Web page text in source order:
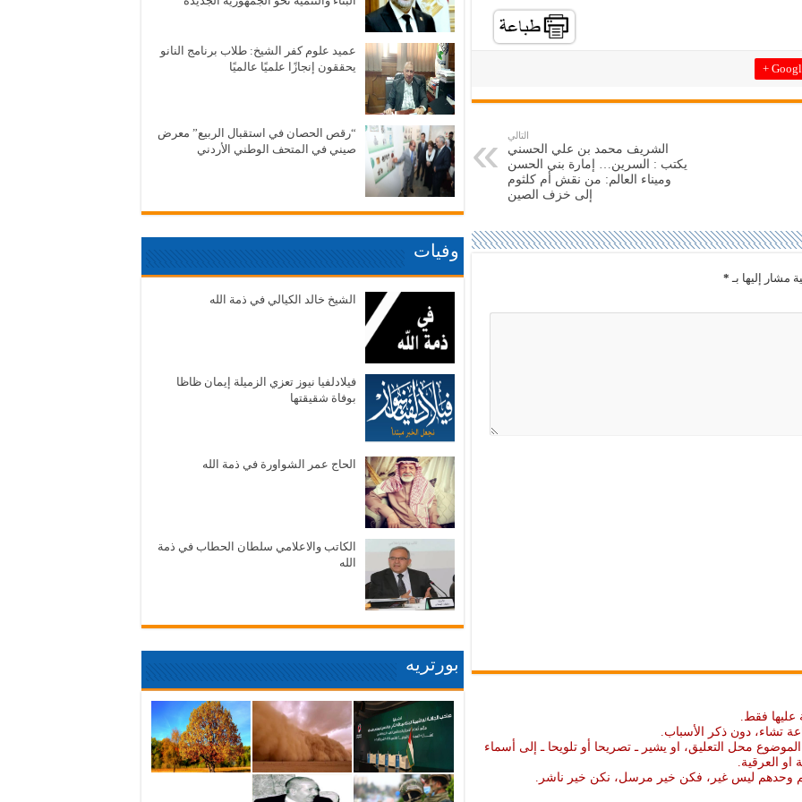
Google
التالي
الشريف محمد بن علي الحسني
يكتب : ‏السرين… إمارة بني الحسن
وميناء العالم: من نقش أم كلثوم
إلى خزف الصين
مشار إليها بـ *
عليها فقط.
تشاء، دون ذكر الأسباب.
محل التعليق، او يشير ـ تصريحا أو تلويحا ـ إلى أسماء
او العرقية.
وحدهم ليس غير، فكن خير مرسل، نكن خير ناشر.
عميد علوم كفر الشيخ: طلاب برنامج النانو
يحققون إنجازًا علميًا عالميًا
“رقص الحصان في استقبال الربيع” معرض
صيني في المتحف الوطني الأردني
وفيات
الشيخ خالد الكيالي في ذمة الله
فيلادلفيا نيوز تعزي الزميلة إيمان ظاظا
بوفاة شقيقتها
الحاج عمر الشواورة في ذمة الله
الكاتب والاعلامي سلطان الحطاب في ذمة
الله
بورتريه